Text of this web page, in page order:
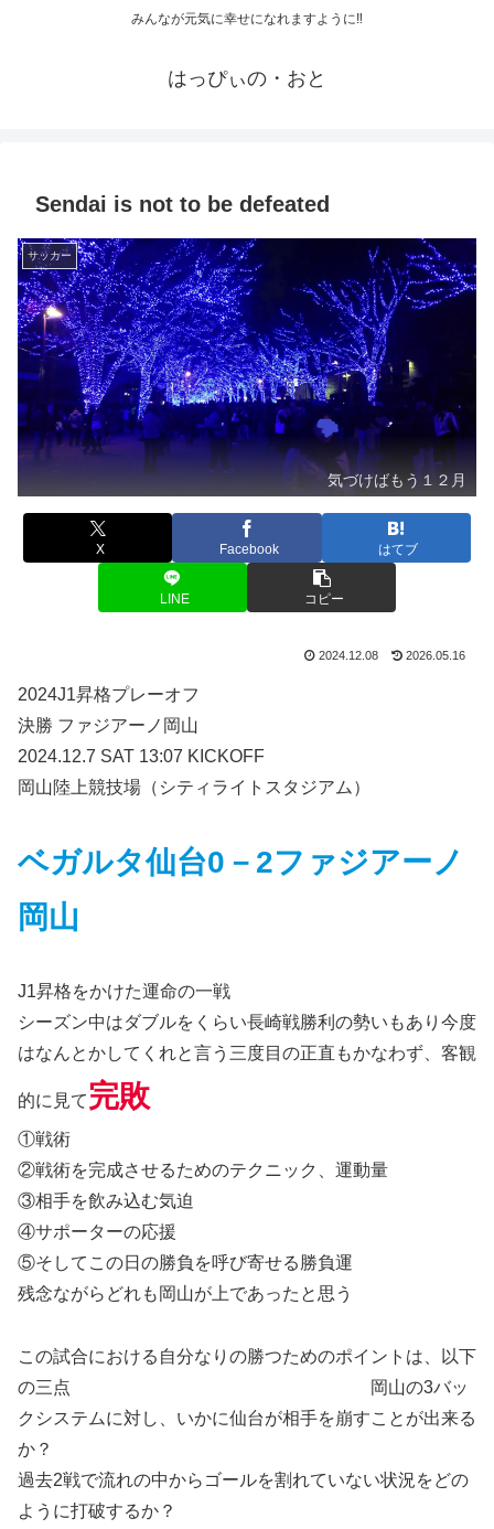
みんなが元気に幸せになれますように‼
はっぴぃの・おと
Sendai is not to be defeated
サッカー
気づけばもう１２月
X Facebook はてブ
LINE コピー
2024.12.08 2026.05.16
2024J1昇格プレーオフ
決勝 ファジアーノ岡山
2024.12.7 SAT 13:07 KICKOFF
岡山陸上競技場（シティライトスタジアム）
ベガルタ仙台0－2ファジアーノ
岡山
J1昇格をかけた運命の一戦
シーズン中はダブルをくらい長崎戦勝利の勢いもあり今度
はなんとかしてくれと言う三度目の正直もかなわず、客観
的に見て完敗
①戦術
②戦術を完成させるためのテクニック、運動量
③相手を飲み込む気迫
④サポーターの応援
⑤そしてこの日の勝負を呼び寄せる勝負運
残念ながらどれも岡山が上であったと思う
この試合における自分なりの勝つためのポイントは、以下
の三点 岡山の3バッ
クシステムに対し、いかに仙台が相手を崩すことが出来る
か？
過去2戦で流れの中からゴールを割れていない状況をどの
ように打破するか？